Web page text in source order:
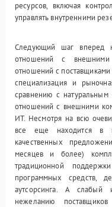
ресурсов, включая
управлять внутренними
Следующий шаг вперед
отношений с
отношений с поставщиками
специализация и
сравнению с натуральным
отношений с внешними
ИТ. Несмотря на всю
все еще находится в
качественных
месяцев и более)
традиционной
программных средств,
аутсорсинга. А слабый
нежеланию